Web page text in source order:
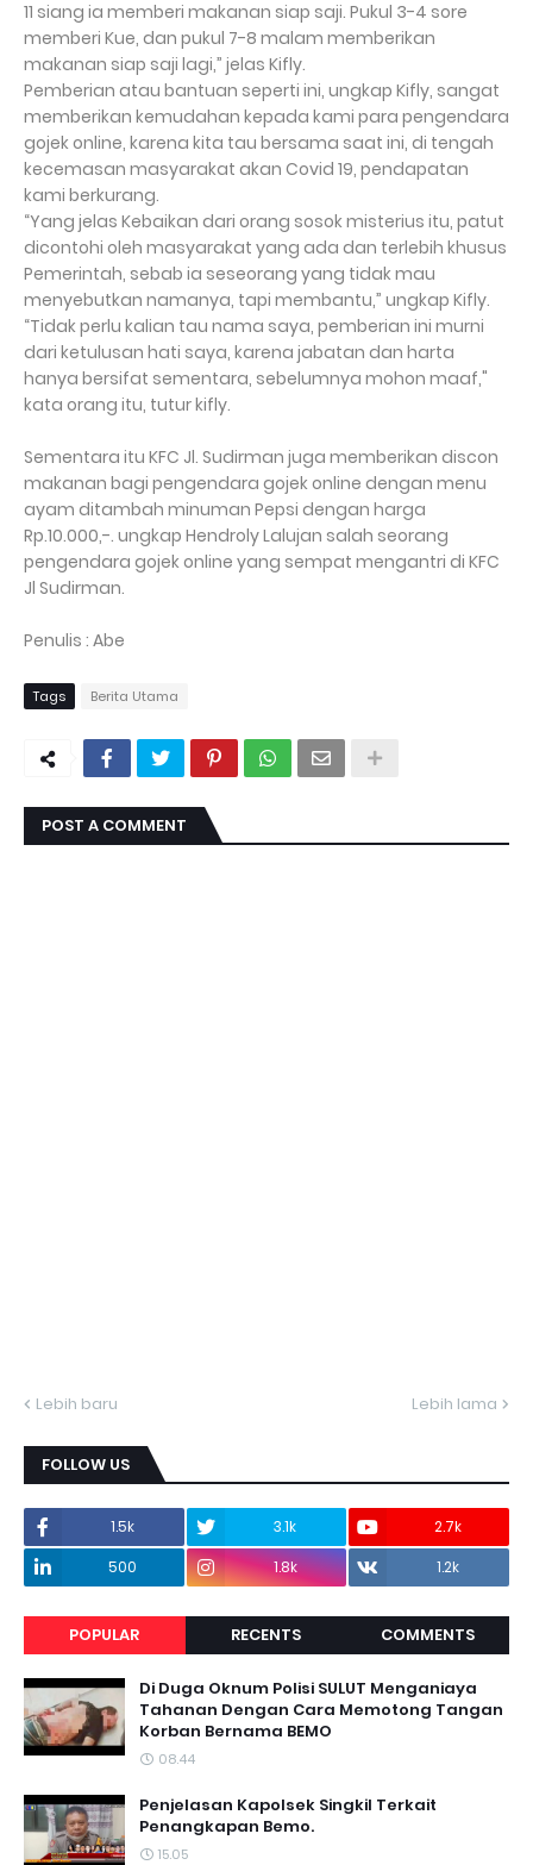
11 siang ia memberi makanan siap saji. Pukul 3-4 sore
memberi Kue, dan pukul 7-8 malam memberikan
makanan siap saji lagi,” jelas Kifly.
Pemberian atau bantuan seperti ini, ungkap Kifly, sangat
memberikan kemudahan kepada kami para pengendara
gojek online, karena kita tau bersama saat ini, di tengah
kecemasan masyarakat akan Covid 19, pendapatan
kami berkurang.
“Yang jelas Kebaikan dari orang sosok misterius itu, patut
dicontohi oleh masyarakat yang ada dan terlebih khusus
Pemerintah, sebab ia seseorang yang tidak mau
menyebutkan namanya, tapi membantu,” ungkap Kifly.
“Tidak perlu kalian tau nama saya, pemberian ini murni
dari ketulusan hati saya, karena jabatan dan harta
hanya bersifat sementara, sebelumnya mohon maaf,"
kata orang itu, tutur kifly.
Sementara itu KFC Jl. Sudirman juga memberikan discon
makanan bagi pengendara gojek online dengan menu
ayam ditambah minuman Pepsi dengan harga
Rp.10.000,-. ungkap Hendroly Lalujan salah seorang
pengendara gojek online yang sempat mengantri di KFC
Jl Sudirman.
Penulis : Abe
Tags Berita Utama
POST A COMMENT
Lebih baru Lebih lama
FOLLOW US
1.5k 3.1k
2.7k
500
1.8k 1.2k
POPULAR RECENTS COMMENTS
Di Duga Oknum Polisi SULUT Menganiaya
Tahanan Dengan Cara Memotong Tangan
Korban Bernama BEMO
08.44
Penjelasan Kapolsek Singkil Terkait
Penangkapan Bemo.
15.05